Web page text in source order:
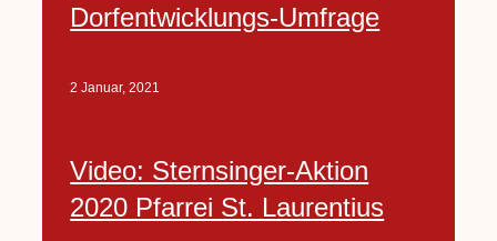
Dorfentwicklungs-Umfrage
2 Januar, 2021
Video: Sternsinger-Aktion
2020 Pfarrei St. Laurentius